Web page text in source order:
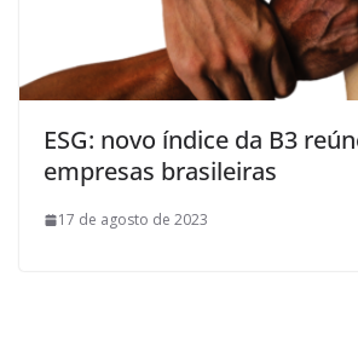
ESG: novo índice da B3
empresas brasileiras
17 de agosto de 2023